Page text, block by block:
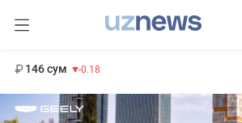
146 сум -0.18